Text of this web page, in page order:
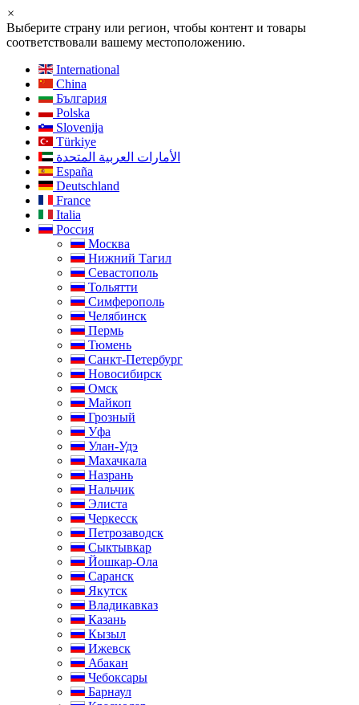
×
Выберите страну или регион, чтобы контент и товары
соответствовали вашему местоположению.
International
China
България
Polska
Slovenija
Türkiye
الأمارات العربية المتحدة
España
Deutschland
France
Italia
Россия
Москва
Нижний Тагил
Севастополь
Тольятти
Симферополь
Челябинск
Пермь
Тюмень
Санкт-Петербург
Новосибирск
Омск
Майкоп
Грозный
Уфа
Улан-Удэ
Махачкала
Назрань
Нальчик
Элиста
Черкесск
Петрозаводск
Сыктывкар
Йошкар-Ола
Саранск
Якутск
Владикавказ
Казань
Кызыл
Ижевск
Абакан
Чебоксары
Барнаул